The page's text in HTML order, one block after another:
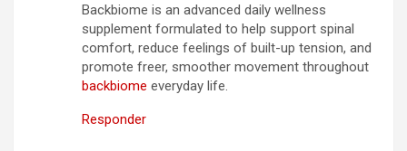
Backbiome is an advanced daily wellness
supplement formulated to help support spinal
comfort, reduce feelings of built-up tension, and
promote freer, smoother movement throughout
backbiome everyday life.
Responder